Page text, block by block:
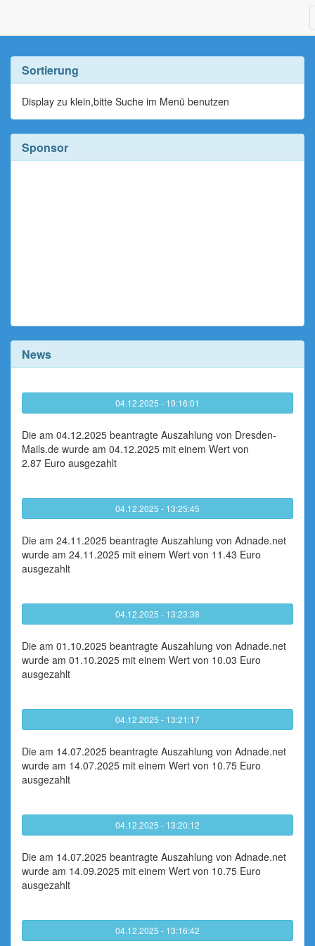
Sortierung
Display zu klein,bitte Suche im Menü benutzen
Sponsor
News
04.12.2025 - 19:16:01
Die am 04.12.2025 beantragte Auszahlung von Dresden-
Mails.de wurde am 04.12.2025 mit einem Wert von
2.87 Euro ausgezahlt
04.12.2025 - 13:25:45
Die am 24.11.2025 beantragte Auszahlung von Adnade.net
wurde am 24.11.2025 mit einem Wert von 11.43 Euro
ausgezahlt
04.12.2025 - 13:23:38
Die am 01.10.2025 beantragte Auszahlung von Adnade.net
wurde am 01.10.2025 mit einem Wert von 10.03 Euro
ausgezahlt
04.12.2025 - 13:21:17
Die am 14.07.2025 beantragte Auszahlung von Adnade.net
wurde am 14.07.2025 mit einem Wert von 10.75 Euro
ausgezahlt
04.12.2025 - 13:20:12
Die am 14.07.2025 beantragte Auszahlung von Adnade.net
wurde am 14.09.2025 mit einem Wert von 10.75 Euro
ausgezahlt
04.12.2025 - 13:16:42